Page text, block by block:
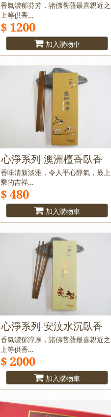
香氣濃郁芬芳，諸佛菩薩最喜親近之
上等供香...
$ 1200
加入購物車
心淨系列-澳洲檀香臥香
香味清新淡雅，令人平心靜氣，最上
乘的吉祥...
$ 480
加入購物車
心淨系列-安汶水沉臥香
香氣濃郁淳厚，諸佛菩薩最喜親近之
上等供香...
$ 2000
加入購物車